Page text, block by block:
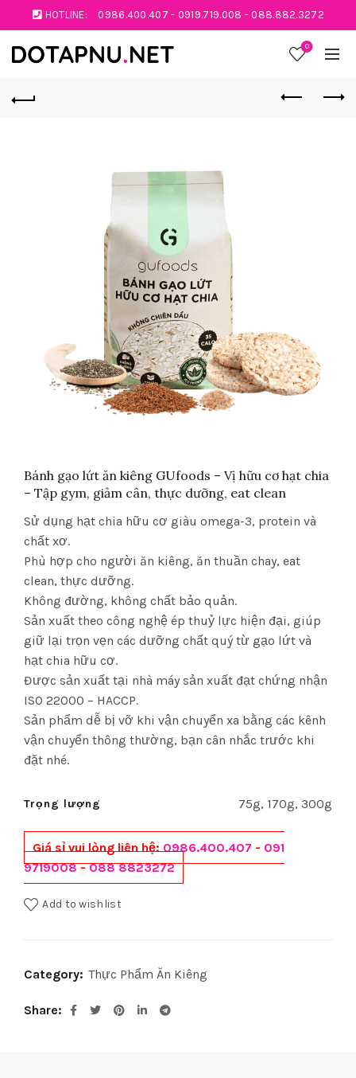
HOTLINE: 0986.400.407 - 0919.719.008 - 088.882.3272
0
Bánh gạo lứt ăn kiêng GUfoods – Vị hữu cơ hạt chia
– Tập gym, giảm cân, thực dưỡng, eat clean
Sử dụng hạt chia hữu cơ giàu omega-3, protein và
chất xơ.
Phù hợp cho người ăn kiêng, ăn thuần chay, eat
clean, thực dưỡng.
Không đường, không chất bảo quản.
Sản xuất theo công nghệ ép thuỷ lực hiện đại, giúp
giữ lại trọn vẹn các dưỡng chất quý từ gạo lứt và
hạt chia hữu cơ.
Được sản xuất tại nhà máy sản xuất đạt chứng nhận
ISO 22000 – HACCP.
Sản phẩm dễ bị vỡ khi vận chuyển xa bằng các kênh
vận chuyển thông thường, bạn cân nhắc trước khi
đặt nhé.
Trọng lượng 75g, 170g, 300g
Giá sỉ vui lòng liên hệ:0986.400.407 - 091
9719008-088 8823272
Add to wishlist
Category: Thực Phẩm Ăn Kiêng
Share